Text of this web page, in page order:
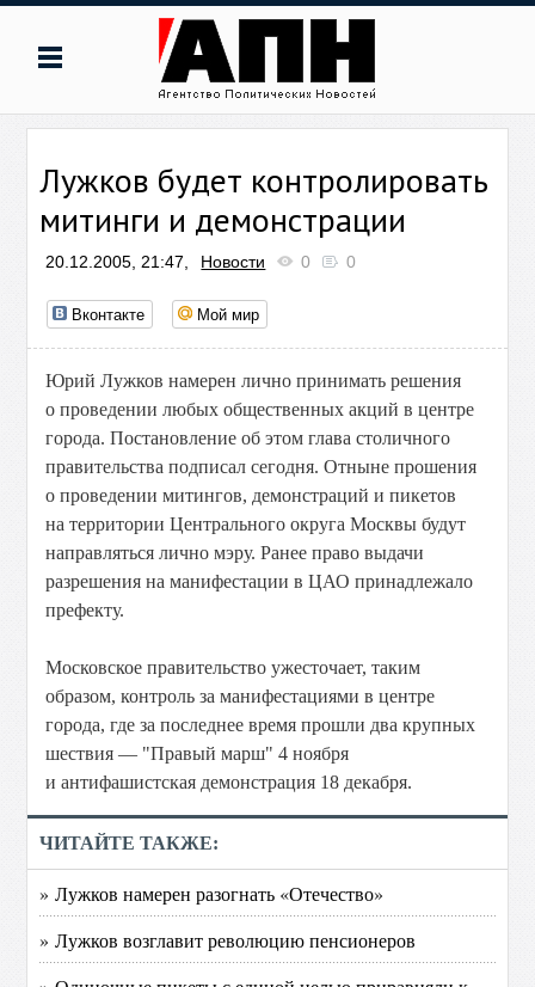
Лужков будет контролировать
митинги и демонстрации
20.12.2005, 21:47, Новости 0 0
Вконтакте Мой мир
Юрий Лужков намерен лично принимать решения
о проведении любых общественных акций в центре
города. Постановление об этом глава столичного
правительства подписал сегодня. Отныне прошения
о проведении митингов, демонстраций и пикетов
на территории Центрального округа Москвы будут
направляться лично мэру. Ранее право выдачи
разрешения на манифестации в ЦАО принадлежало
префекту.
Московское правительство ужесточает, таким
образом, контроль за манифестациями в центре
города, где за последнее время прошли два крупных
шествия — "Правый марш" 4 ноября
и антифашистская демонстрация 18 декабря.
ЧИТАЙТЕ ТАКЖЕ:
» Лужков намерен разогнать «Отечество»
» Лужков возглавит революцию пенсионеров